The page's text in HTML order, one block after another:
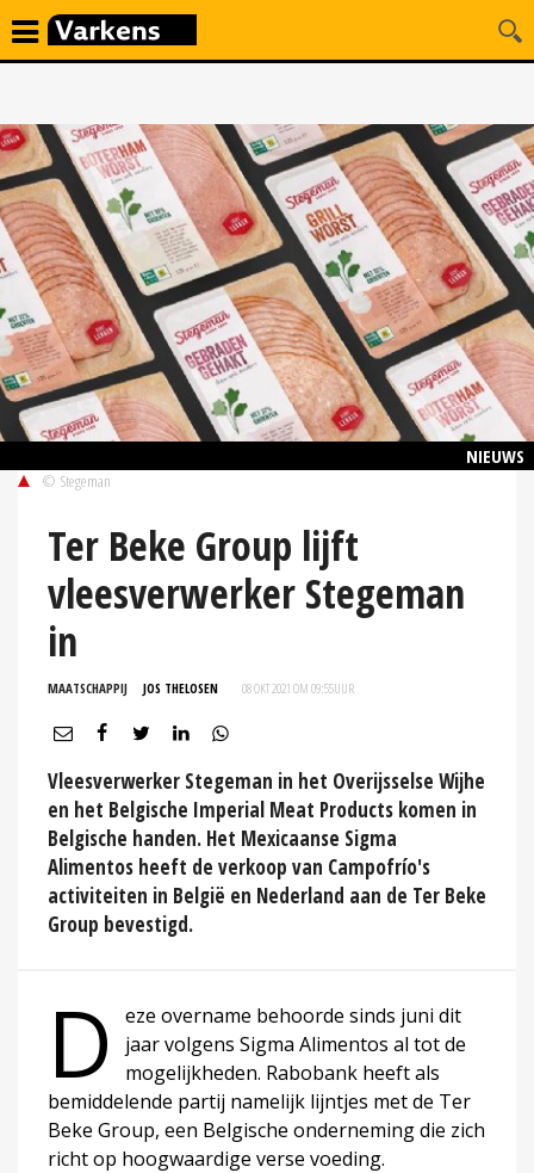
NIEUWS
© Stegeman
Ter Beke Group lijft
vleesverwerker Stegeman
in
MAATSCHAPPIJ JOS THELOSEN 08 OKT 2021 OM 09:55UUR
Vleesverwerker Stegeman in het Overijsselse Wijhe
en het Belgische Imperial Meat Products komen in
Belgische handen. Het Mexicaanse Sigma
Alimentos heeft de verkoop van Campofrío's
activiteiten in België en Nederland aan de Ter Beke
Group bevestigd.
D
eze overname behoorde sinds juni dit
jaar volgens Sigma Alimentos al tot de
mogelijkheden. Rabobank heeft als
bemiddelende partij namelijk lijntjes met de Ter
Beke Group, een Belgische onderneming die zich
richt op hoogwaardige verse voeding.